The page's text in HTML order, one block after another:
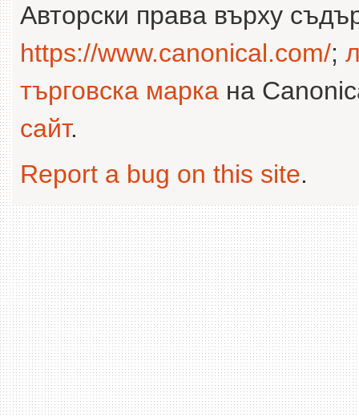
Авторски права върху
https://www.canonical.com/;
търговска марка на
сайт.
Report a bug on this site.